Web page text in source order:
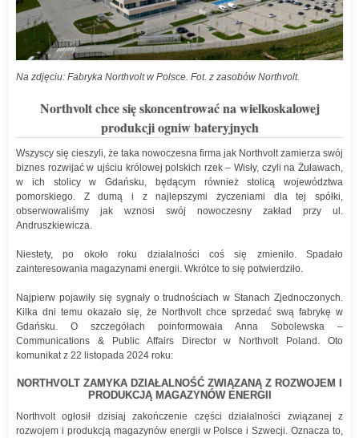
Na zdjęciu: Fabryka Northvolt w Polsce. Fot. z zasobów Northvolt.
Northvolt chce się skoncentrować na wielkoskalowej
produkcji ogniw bateryjnych
Wszyscy się cieszyli, że taka nowoczesna firma jak Northvolt zamierza swój
biznes rozwijać w ujściu królowej polskich rzek – Wisły, czyli na Żuławach,
w ich stolicy w Gdańsku, będącym również stolicą województwa
pomorskiego. Z dumą i z najlepszymi życzeniami dla tej spółki,
obserwowaliśmy jak wznosi swój nowoczesny zakład przy ul.
Andruszkiewicza.
Niestety, po około roku działalności coś się zmieniło. Spadało
zainteresowania magazynami energii. Wkrótce to się potwierdziło.
Najpierw pojawiły się sygnały o trudnościach w Stanach Zjednoczonych.
Kilka dni temu okazało się, że Northvolt chce sprzedać swą fabrykę w
Gdańsku. O szczegółach poinformowała Anna Sobolewska –
Communications & Public Affairs Director w Northvolt Poland. Oto
komunikat z 22 listopada 2024 roku:
NORTHVOLT ZAMYKA DZIAŁALNOŚĆ ZWIĄZANĄ Z ROZWOJEM I
PRODUKCJĄ MAGAZYNÓW ENERGII
Northvolt ogłosił dzisiaj zakończenie części działalności związanej z
rozwojem i produkcją magazynów energii w Polsce i Szwecji. Oznacza to,